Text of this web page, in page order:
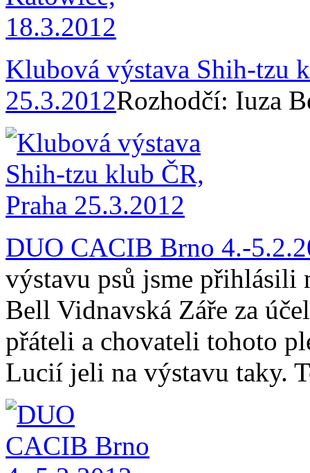
Klubová výstava Shih-tzu
25.3.2012Rozhodčí: Iuza
DUO CACIB Brno 4.-
výstavu psů jsme přihlásili
Bell Vidnavská Záře za
přáteli a chovateli tohoto
Lucií jeli na výstavu taky.